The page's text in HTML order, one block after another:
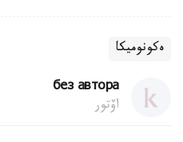
ەكونوميكا
без автора
اۆتور